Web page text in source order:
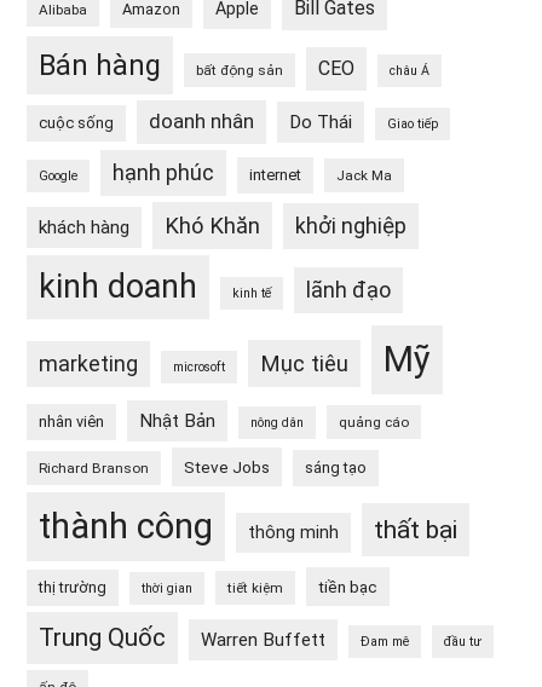
Alibaba Amazon Apple Bill Gates
Bán hàng bất động sản CEO châu Á
cuộc sống doanh nhân Do Thái Giao tiếp
Google hạnh phúc internet Jack Ma
khách hàng Khó Khăn khởi nghiệp
kinh doanh kinh tế lãnh đạo
marketing microsoft Mục tiêu Mỹ
nhân viên Nhật Bản nông dân quảng cáo
Richard Branson Steve Jobs sáng tạo
thành công thông minh thất bại
thị trường thời gian tiết kiệm tiền bạc
Trung Quốc Warren Buffett Đam mê đầu tư